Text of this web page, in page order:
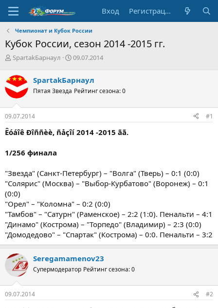
Вход Регистрация
Чемпионат и Кубок России
Кубок России, сезон 2014 -2015 гг.
А
т
о
р
т
е
м
ы
SpartakБарнаул
Д
а
н
ч
л
а
09.07.2014
SpartakБарнаул
Пятая Звезда Рейтинг сезона: 0
09.07.2014 #1
Êóáîê Ðîññèè, ñåçîí 2014 -2015 ãã.
1/256 финала
"Звезда" (Санкт-Петербург) – "Волга" (Тверь) – 0:1 (0:0)
"Солярис" (Москва) – "Выбор-Курбатово" (Воронеж) – 0:1
(0:0)
"Орел" – "Коломна" – 0:2 (0:0)
"Тамбов" – "Сатурн" (Раменское) – 2:2 (1:0). Пенальти – 4:1
"Динамо" (Кострома) – "Торпедо" (Владимир) – 2:3 (0:0)
"Домодедово" – "Спартак" (Кострома) – 0:0. Пенальти – 3:2
Seregamamenov23
Супермодератор Рейтинг сезона: 0
09.07.2014 #2